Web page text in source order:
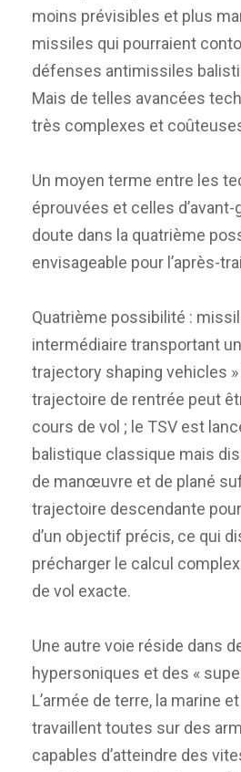
moins prévisibles et plus
missiles qui pourraient
défenses antimissiles
Mais de telles avancées
très complexes et
Un moyen terme entre les
éprouvées et celles
doute dans la quatrième
envisageable pour l’après-
Quatrième possibilité :
intermédiaire transportant
trajectory shaping vehicles »
trajectoire de rentrée peut
cours de vol ; le TSV est
balistique classique mais
de manœuvre et de plané
trajectoire descendante
d’un objectif précis, ce qui
précharger le calcul
de vol exacte.
Une autre voie réside dans
hypersoniques et des «
L’armée de terre, la marine et
travaillent toutes sur des
capables d’atteindre des